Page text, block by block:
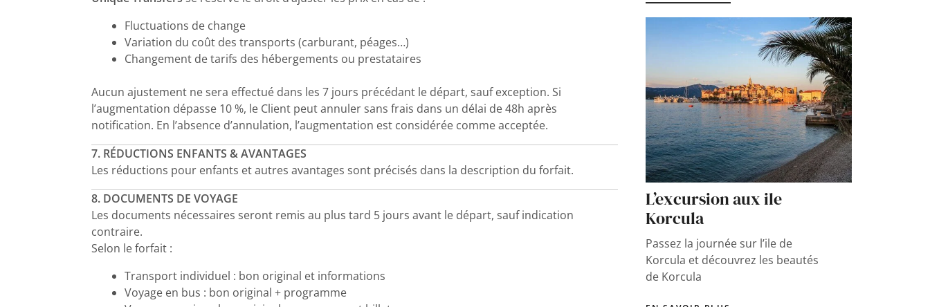
Fluctuations de change
Variation du coût des transports (carburant, péages…)
Changement de tarifs des hébergements ou prestataires
Aucun ajustement ne sera effectué dans les 7 jours précédant le départ, sauf exception. Si
l’augmentation dépasse 10 %, le Client peut annuler sans frais dans un délai de 48h après
notification. En l’absence d’annulation, l’augmentation est considérée comme acceptée.
7. RÉDUCTIONS ENFANTS & AVANTAGES
Les réductions pour enfants et autres avantages sont précisés dans la description du forfait.
8. DOCUMENTS DE VOYAGE
Les documents nécessaires seront remis au plus tard 5 jours avant le départ, sauf indication
contraire.
Selon le forfait :
Transport individuel : bon original et informations
Voyage en bus : bon original + programme
L’excursion aux ile
Korcula
Passez la journée sur l’ile de
Korcula et découvrez les beautés
de Korcula